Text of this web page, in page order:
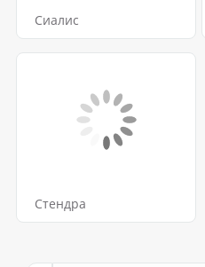
Сиалис
Стендра